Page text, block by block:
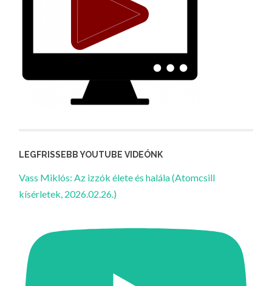
LEGFRISSEBB YOUTUBE VIDEÓNK
Vass Miklós: Az izzók élete és halála (Atomcsill
kísérletek, 2026.02.26.)